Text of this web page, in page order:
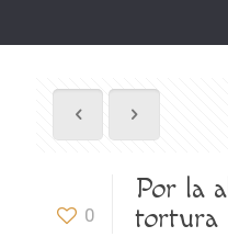
0
Por la
tortura